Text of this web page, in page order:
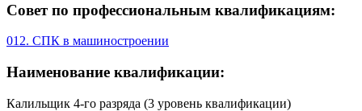
Совет по профессиональным квалификациям:
012. СПК в машиностроении
Наименование квалификации:
Калильщик 4-го разряда (3 уровень квалификации)